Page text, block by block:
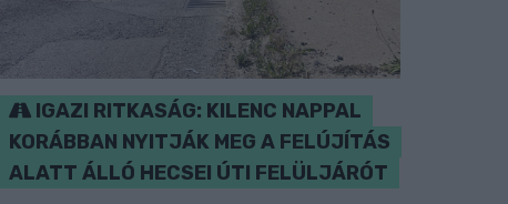
IGAZI RITKASÁG: KILENC NAPPAL
KORÁBBAN NYITJÁK MEG A FELÚJÍTÁS
ALATT ÁLLÓ HECSEI ÚTI FELÜLJÁRÓT